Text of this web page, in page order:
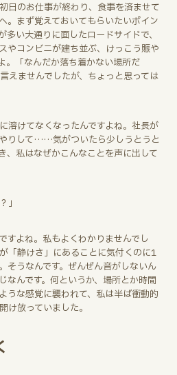
日のお仕事が終わり、食事を済ませて
。まず覚えておいてもらいたいポイン
多い大通りに面したロードサイドで、
やコンビニが建ち並ぶ、けっこう賑や
。「なんだか落ち着かない場所だ
ませんでしたが、ちょっと思っては
溶けてなくなったんですよね。社長が
りして……気がついたら少しうとうと
、私はなぜかこんなことを声に出して
」
すよね。私もよくわかりませんでし
「静けさ」にあることに気付くのに1
そうなんです。ぜんぜん音がしないん
なんです。何というか、場所とか時間
うな感覚に襲われて、私は半ば衝動的
け放っていました。